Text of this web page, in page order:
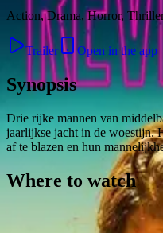
Action, Drama, Horror,
Trailer Open in the app
Synopsis
Drie rijke mannen van
jaarlijkse jacht in de woestijn.
af te blazen en hun
Where to watch
PrivacyTerms